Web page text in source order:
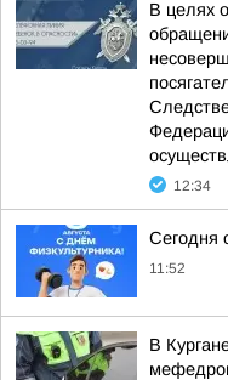
В целях
12:34
Сегодня
11:52
В